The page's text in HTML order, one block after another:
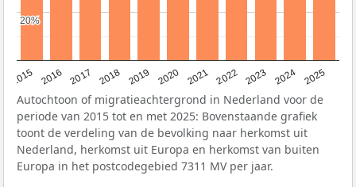
2015 2016 2017 2018 2019 2020 2021 2022 2023 2024 2025
20%
20%
Autochtoon of migratieachtergrond in Nederland voor de
periode van 2015 tot en met 2025: Bovenstaande grafiek
toont de verdeling van de bevolking naar herkomst uit
Nederland, herkomst uit Europa en herkomst van buiten
Europa in het postcodegebied 7311 MV per jaar.